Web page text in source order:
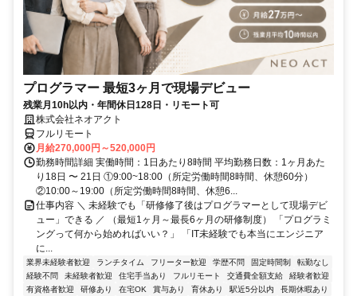
プログラマー 最短3ヶ月で現場デビュー
残業月10h以内・年間休日128日・リモート可
株式会社ネオアクト
フルリモート
月給270,000円～520,000円
勤務時間詳細 実働時間：1日あたり8時間 平均勤務日数：1ヶ月あた
り18日 〜 21日 ①9:00~18:00（所定労働時間8時間、休憩60分）
②10:00～19:00（所定労働時間8時間、休憩6...
仕事内容 ＼ 未経験でも「研修修了後はプログラマーとして現場デビ
ュー」できる ／ （最短1ヶ月～最長6ヶ月の研修制度） 「プログラミ
ングって何から始めればいい？」 「IT未経験でも本当にエンジニア
に...
業界未経験者歓迎 ランチタイム フリーター歓迎 学歴不問 固定時間制
転勤なし
経験不問
未経験者歓迎 住宅手当あり フルリモート 交通費全額支給
経験者歓迎
有資格者歓迎
研修あり 在宅OK 賞与あり 育休あり 駅近5分以内
長期休暇あり